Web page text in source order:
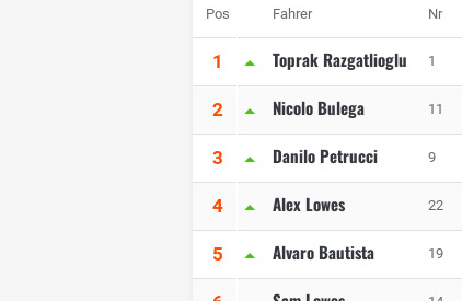
Pos Fahrer Nr
1 Toprak Razgatlioglu 1
2 Nicolo Bulega 11
3 Danilo Petrucci 9
4 Alex Lowes 22
5 Alvaro Bautista 19